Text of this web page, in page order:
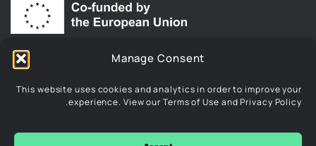
Manage Consent
This website uses cookies and analytics in order to improve your
experience. View our Terms of Use and Privacy Policy.
ممّول من قبل الاتحاد الأوروبي. الآراء والمواقف المعبر عنها تعود
فقط للمؤلف/المؤلفين ولا تعكس بالضرورة آراء الاتحاد الأوروبي أو
الاتحاد الأوروبي أو الوكالة التنفيذية الأوروبية للتعليم والثقافة أي
مسؤولية عنها.”